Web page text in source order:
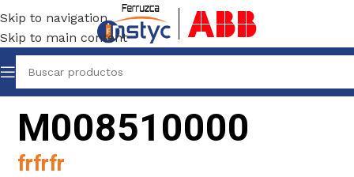
Skip to navigation
Skip to main content
M008510000
frfrfr